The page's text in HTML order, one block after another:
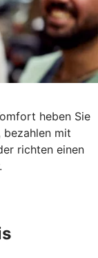
heben Sie
bezahlen mit
richten einen